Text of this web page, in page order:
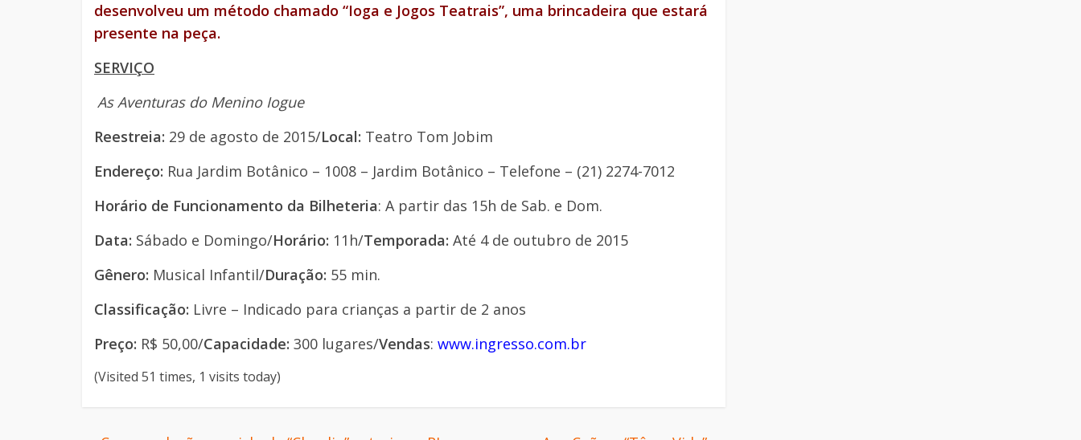
desenvolveu um método chamado “Ioga e Jogos Teatrais”, uma brincadeira que estará
presente na peça.
SERVIÇO
As Aventuras do Menino Iogue
Reestreia: 29 de agosto de 2015/Local: Teatro Tom Jobim
Endereço: Rua Jardim Botânico – 1008 – Jardim Botânico – Telefone – (21) 2274-7012
Horário de Funcionamento da Bilheteria: A partir das 15h de Sab. e Dom.
Data: Sábado e Domingo/Horário: 11h/Temporada: Até 4 de outubro de 2015
Gênero: Musical Infantil/Duração: 55 min.
Classificação: Livre – Indicado para crianças a partir de 2 anos
Preço: R$ 50,00/Capacidade: 300 lugares/Vendas: www.ingresso.com.br
(Visited 51 times, 1 visits today)